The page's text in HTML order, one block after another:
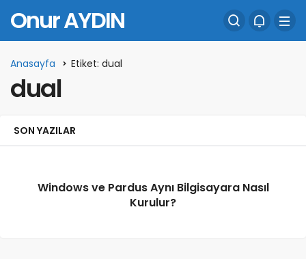
Onur AYDIN
Anasayfa Etiket: dual
dual
SON YAZILAR
Windows ve Pardus Aynı Bilgisayara Nasıl
Kurulur?